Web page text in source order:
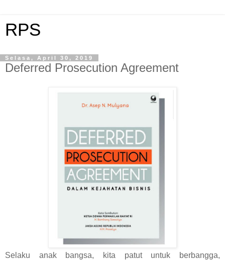
RPS
Selasa, April 30, 2019
Deferred Prosecution Agreement
Selaku anak bangsa, kita patut untuk berbangga,